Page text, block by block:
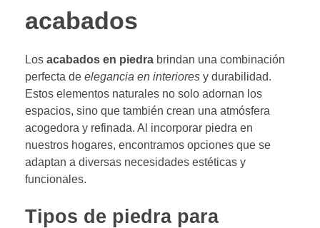
acabados
Los acabados en piedra brindan una combinación
perfecta de elegancia en interiores y durabilidad.
Estos elementos naturales no solo adornan los
espacios, sino que también crean una atmósfera
acogedora y refinada. Al incorporar piedra en
nuestros hogares, encontramos opciones que se
adaptan a diversas necesidades estéticas y
funcionales.
Tipos de piedra para